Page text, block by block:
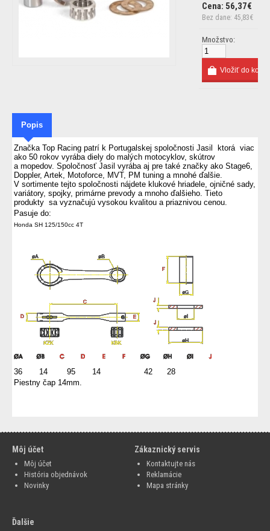
Cena: 56,37€
Bez dane: 45,83€
Množstvo:
Popis
Značka Top Racing patrí k Portugalskej spoločnosti Jasil ktorá viac
ako 50 rokov vyrába diely do malých motocyklov, skútrov
a mopedov. Spoločnosť Jasil vyrába aj pre také značky ako Stage6,
Doppler, Artek, Motoforce, MVT, PM tuning a mnohé ďalšie.
V sortimente tejto spoločnosti nájdete klukové hriadele, ojničné sady,
variátory, spojky, primárne prevody a mnoho ďalšieho. Tieto
produkty sa vyznačujú vysokou kvalitou a priaznivou cenou.
Pasuje do:
Honda SH 125/150cc 4T
36 14 95 14 42 28
Piestny čap 14mm.
Môj účet
Môj účet
História objednávok
Novinky
Zákaznický servis
Kontaktujte nás
Reklamácie
Mapa stránky
Ďalšie